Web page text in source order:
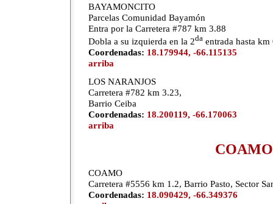
BAYAMONCITO
Parcelas Comunidad Bayamón
Entra por la Carretera #787 km 3.88
Dobla a su izquierda en la 2da entrada hasta km
Coordenadas: 18.179944, -66.115135
arriba
LOS NARANJOS
Carretera #782 km 3.23,
Barrio Ceiba
Coordenadas: 18.200119, -66.170063
arriba
COAMO
COAMO
Carretera #5556 km 1.2, Barrio Pasto, Sector
Coordenadas: 18.090429, -66.349376